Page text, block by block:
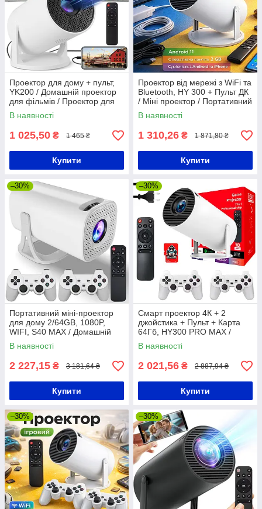
Проектор для дому + пульт,
YK200 / Домашній проектор
для фільмів / Проектор для
смартфона
В наявності
1 025,50 ₴ 1 465 ₴
Купити
Проектор від мережі з WiFi та
Bluetooth, HY 300 + Пульт ДК
/ Міні проектор / Портативний
проектор для смартфону
В наявності
1 310,26 ₴ 1 871,80 ₴
Купити
–30%
Портативний міні-проектор
для дому 2/64GB, 1080P,
WIFI, S40 MAX / Домашній
проектор / Смарт проектор
ігровий
В наявності
2 227,15 ₴ 3 181,64 ₴
Купити
–30%
Смарт проектор 4К + 2
джойстика + Пульт + Карта
64Гб, HY300 PRO MAX /
Ігровий проектор / Проектор
андроїд
В наявності
2 021,56 ₴ 2 887,94 ₴
Купити
–30% –30%